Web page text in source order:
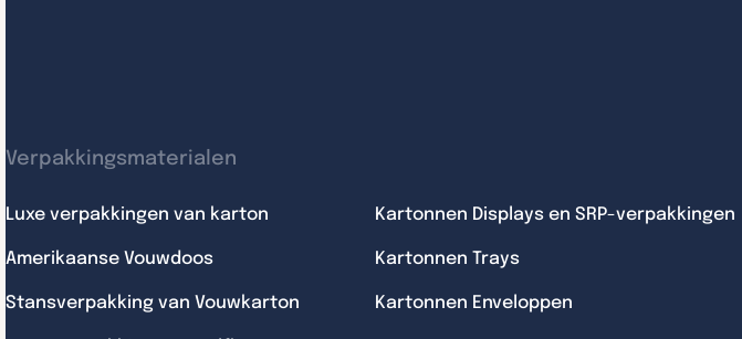
Verpakkingsmaterialen
Luxe verpakkingen van karton
Amerikaanse Vouwdoos
Stansverpakking van Vouwkarton
Kartonnen Displays en SRP-verpakkingen
Kartonnen Trays
Kartonnen Enveloppen